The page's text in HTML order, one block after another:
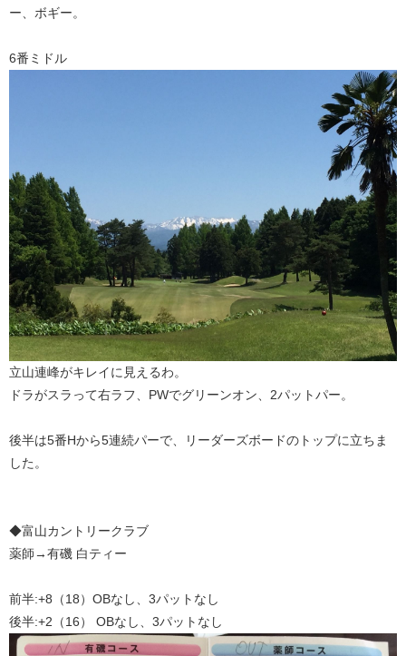
ー、ボギー。
6番ミドル
立山連峰がキレイに見えるわ。
ドラがスラって右ラフ、PWでグリーンオン、2パットパー。
後半は5番Hから5連続パーで、リーダーズボードのトップに立ちま
した。
◆富山カントリークラブ
薬師→有磯 白ティー
前半:+8（18）OBなし、3パットなし
後半:+2（16） OBなし、3パットなし